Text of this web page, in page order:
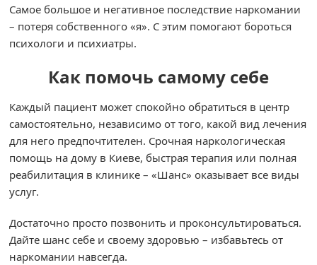
Самое большое и негативное последствие наркомании
– потеря собственного «я». С этим помогают бороться
психологи и психиатры.
Как помочь самому себе
Каждый пациент может спокойно обратиться в центр
самостоятельно, независимо от того, какой вид лечения
для него предпочтителен. Срочная наркологическая
помощь на дому в Киеве, быстрая терапия или полная
реабилитация в клинике – «Шанс» оказывает все виды
услуг.
Достаточно просто позвонить и проконсультироваться.
Дайте шанс себе и своему здоровью – избавьтесь от
наркомании навсегда.